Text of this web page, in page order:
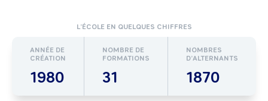
L’ÉCOLE EN QUELQUES CHIFFRES
ANNÉE DE
CRÉATION
1980
NOMBRE DE
FORMATIONS
31
NOMBRES
D’ALTERNANTS
1870